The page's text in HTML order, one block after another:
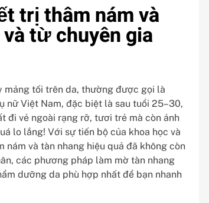
trị thâm nám và
từ chuyên gia
mảng tối trên da, thường được gọi là
nữ Việt Nam, đặc biệt là sau tuổi 25–30,
đi vẻ ngoài rạng rỡ, tươi trẻ mà còn ảnh
lo lắng! Với sự tiến bộ của khoa học và
nám và tàn nhang hiệu quả đã không còn
các phương pháp làm mờ tàn nhang
dưỡng da phù hợp nhất để bạn nhanh